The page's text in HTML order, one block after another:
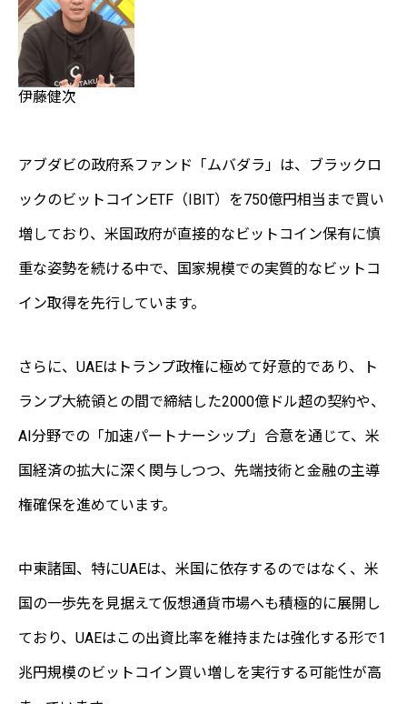
伊藤健次
アブダビの政府系ファンド「ムバダラ」は、ブラックロ
ックのビットコインETF（IBIT）を750億円相当まで買い
増しており、米国政府が直接的なビットコイン保有に慎
重な姿勢を続ける中で、国家規模での実質的なビットコ
イン取得を先行しています。
さらに、UAEはトランプ政権に極めて好意的であり、ト
ランプ大統領との間で締結した2000億ドル超の契約や、
AI分野での「加速パートナーシップ」合意を通じて、米
国経済の拡大に深く関与しつつ、先端技術と金融の主導
権確保を進めています。
中東諸国、特にUAEは、米国に依存するのではなく、米
国の一歩先を見据えて仮想通貨市場へも積極的に展開し
ており、UAEはこの出資比率を維持または強化する形で1
兆円規模のビットコイン買い増しを実行する可能性が高